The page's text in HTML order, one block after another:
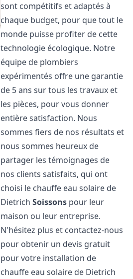
sont compétitifs et adaptés à
chaque budget, pour que tout le
monde puisse profiter de cette
technologie écologique. Notre
équipe de plombiers
expérimentés offre une garantie
de 5 ans sur tous les travaux et
les pièces, pour vous donner
entière satisfaction. Nous
sommes fiers de nos résultats et
nous sommes heureux de
partager les témoignages de
nos clients satisfaits, qui ont
choisi le chauffe eau solaire de
DietrichSoissons pour leur
maison ou leur entreprise.
N'hésitez plus et contactez-nous
pour obtenir un devis gratuit
pour votre installation de
chauffe eau solaire de Dietrich